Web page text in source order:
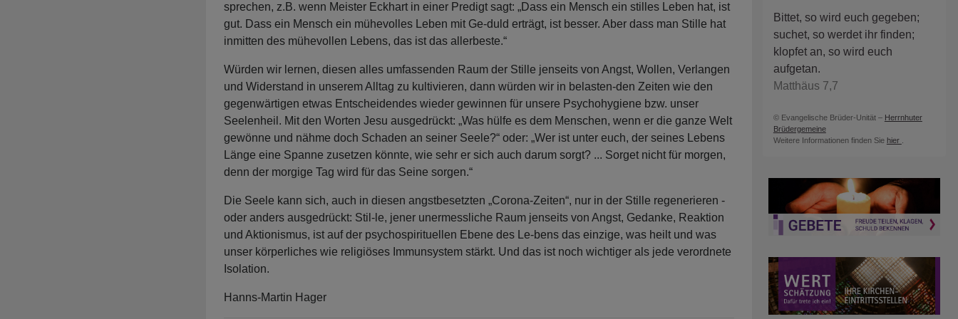
sprechen, z.B. wenn Meister Eckhart in einer Predigt sagt: „Dass ein Mensch ein stilles Leben hat, ist
gut. Dass ein Mensch ein mühevolles Leben mit Ge-duld erträgt, ist besser. Aber dass man Stille hat
inmitten des mühevollen Lebens, das ist das allerbeste.“
Würden wir lernen, diesen alles umfassenden Raum der Stille jenseits von Angst, Wollen, Verlangen
und Widerstand in unserem Alltag zu kultivieren, dann würden wir in belasten-den Zeiten wie den
gegenwärtigen etwas Entscheidendes wieder gewinnen für unsere Psychohygiene bzw. unser
Seelenheil. Mit den Worten Jesu ausgedrückt: „Was hülfe es dem Menschen, wenn er die ganze Welt
gewönne und nähme doch Schaden an seiner Seele?“ oder: „Wer ist unter euch, der seines Lebens
Länge eine Spanne zusetzen könnte, wie sehr er sich auch darum sorgt? ... Sorget nicht für morgen,
denn der morgige Tag wird für das Seine sorgen.“
Die Seele kann sich, auch in diesen angstbesetzten „Corona-Zeiten“, nur in der Stille regenerieren -
oder anders ausgedrückt: Stil-le, jener unermessliche Raum jenseits von Angst, Gedanke, Reaktion
und Aktionismus, ist auf der psychospirituellen Ebene des Le-bens das einzige, was heilt und was
unser körperliches wie religiöses Immunsystem stärkt. Und das ist noch wichtiger als jede verordnete
Isolation.
Hanns-Martin Hager
Bittet, so wird euch gegeben;
suchet, so werdet ihr finden;
klopfet an, so wird euch
aufgetan.
Matthäus 7,7
© Evangelische Brüder-Unität – Herrnhuter
Brüdergemeine
Weitere Informationen finden Sie hier .